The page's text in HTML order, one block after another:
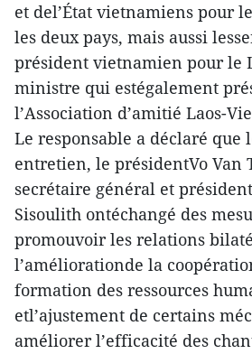
et del’État vietnamiens pour
les deux pays, mais aussi
président vietnamien pour le
ministre qui estégalement
l’Association d’amitié Laos-
Le responsable a déclaré que
entretien, le présidentVo Van
secrétaire général et
Sisoulith ontéchangé des
promouvoir les relations
l’améliorationde la
formation des ressources
etl’ajustement de certains
améliorer l’efficacité des